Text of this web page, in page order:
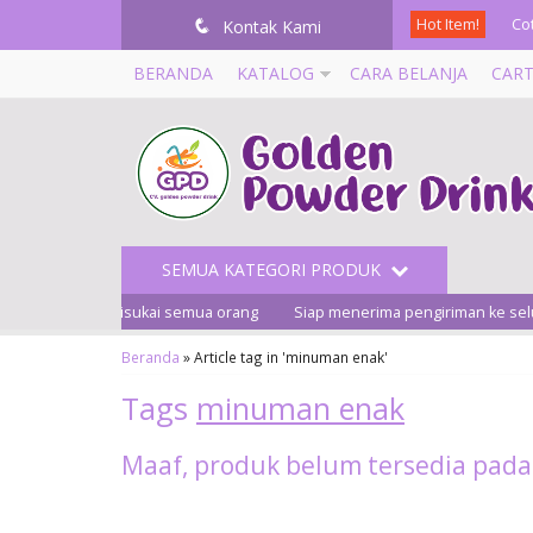
q Kontak Kami Hot Item!
BERANDA KATALOG CARA BELANJA CART
SEMUA KATEGORI PRODUK
disukai semua orang Siap menerima pengiriman ke seluruh
Beranda »Article tag in 'minuman enak'
Tags minuman enak
Maaf, produk belum tersedia
Premium Thai Tea 1
Rp 70.000